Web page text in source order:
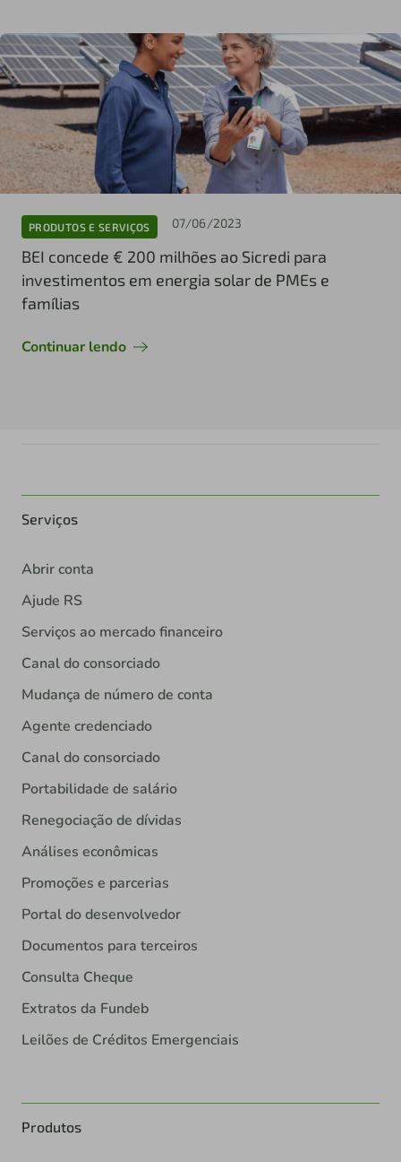
PRODUTOS E SERVIÇOS 07/06/2023
BEI concede € 200 milhões ao Sicredi para
investimentos em energia solar de PMEs e
famílias
Continuar lendo
Serviços
Abrir conta
Ajude RS
Serviços ao mercado financeiro
Canal do consorciado
Mudança de número de conta
Agente credenciado
Canal do consorciado
Portabilidade de salário
Renegociação de dívidas
Análises econômicas
Promoções e parcerias
Portal do desenvolvedor
Documentos para terceiros
Consulta Cheque
Extratos da Fundeb
Leilões de Créditos Emergenciais
Produtos